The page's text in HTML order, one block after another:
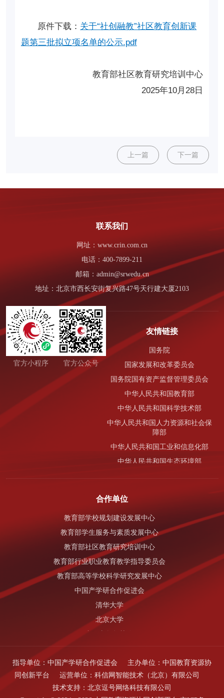
原件下载： 关于“社创融教”社区教育创新课
题第三批拟立项名单的公示.pdf
教育部社区教育研究培训中心
2025年10月28日
上一篇 下一篇
联系我们
网址：www.crin.com.cn
电话：400-7899-211
邮箱：admin@srwedu.cn
地址：北京市西长安街复兴路47号天行建大厦2103
官方小程序 官方公众号
友情链接
国务院
国家发展和改革委员会
国务院国有资产监督管理委员会
中华人民共和国教育部
中华人民共和国科学技术部
中华人民共和国人力资源和社会保
障部
中华人民共和国工业和信息化部
中华人民共和国生态环境部
中国工程院
中华全国总工会
国家开发银行
国家自然科学基金委员会
合作单位
教育部学校规划建设发展中心
教育部学生服务与素质发展中心
教育部社区教育研究培训中心
教育部行业职业教育教学指导委员会
教育部高等学校科学研究发展中心
中国产学研合作促进会
清华大学
北京大学
北京科技大学
南昌大学
浙江海洋大学
指导单位： 中国产学研合作促进会 主办单位： 中国教育资源协
同创新平台 运营单位： 科信网智能技术（北京）有限公司
技术支持： 北京逗号网络科技有限公司